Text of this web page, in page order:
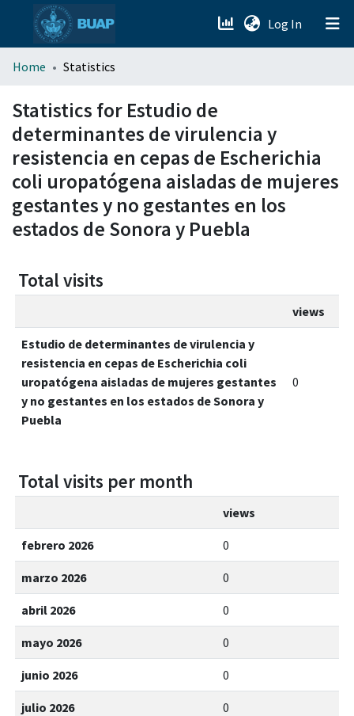
Log In (current)
menu.section.about_menu
All of DSpace
Home Statistics
Statistics for Estudio de
determinantes de virulencia y
resistencia en cepas de Escherichia
coli uropatógena aisladas de mujeres
gestantes y no gestantes en los
estados de Sonora y Puebla
Total visits
views
Estudio de determinantes de virulencia y
resistencia en cepas de Escherichia coli
uropatógena aisladas de mujeres gestantes
y no gestantes en los estados de Sonora y
Puebla
0
Total visits per month
views
febrero 2026 0
marzo 2026 0
abril 2026 0
mayo 2026 0
junio 2026 0
julio 2026 0